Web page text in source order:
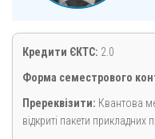
Кредити ЄКТС: 2.0
Форма семестрового
Пререквізити: Квантова
відкриті пакети прикладних